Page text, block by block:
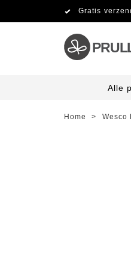
Gratis
Alle
Home > Wesco